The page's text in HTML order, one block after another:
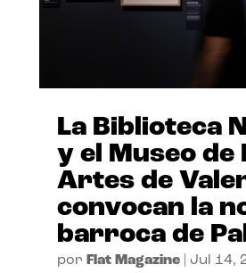
La Biblioteca
y el Museo de
Artes de
convocan la
barroca de
por Flat Magazine| Jul 14,